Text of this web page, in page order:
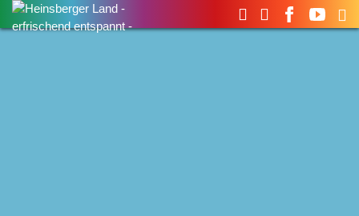
Suchen
nach: